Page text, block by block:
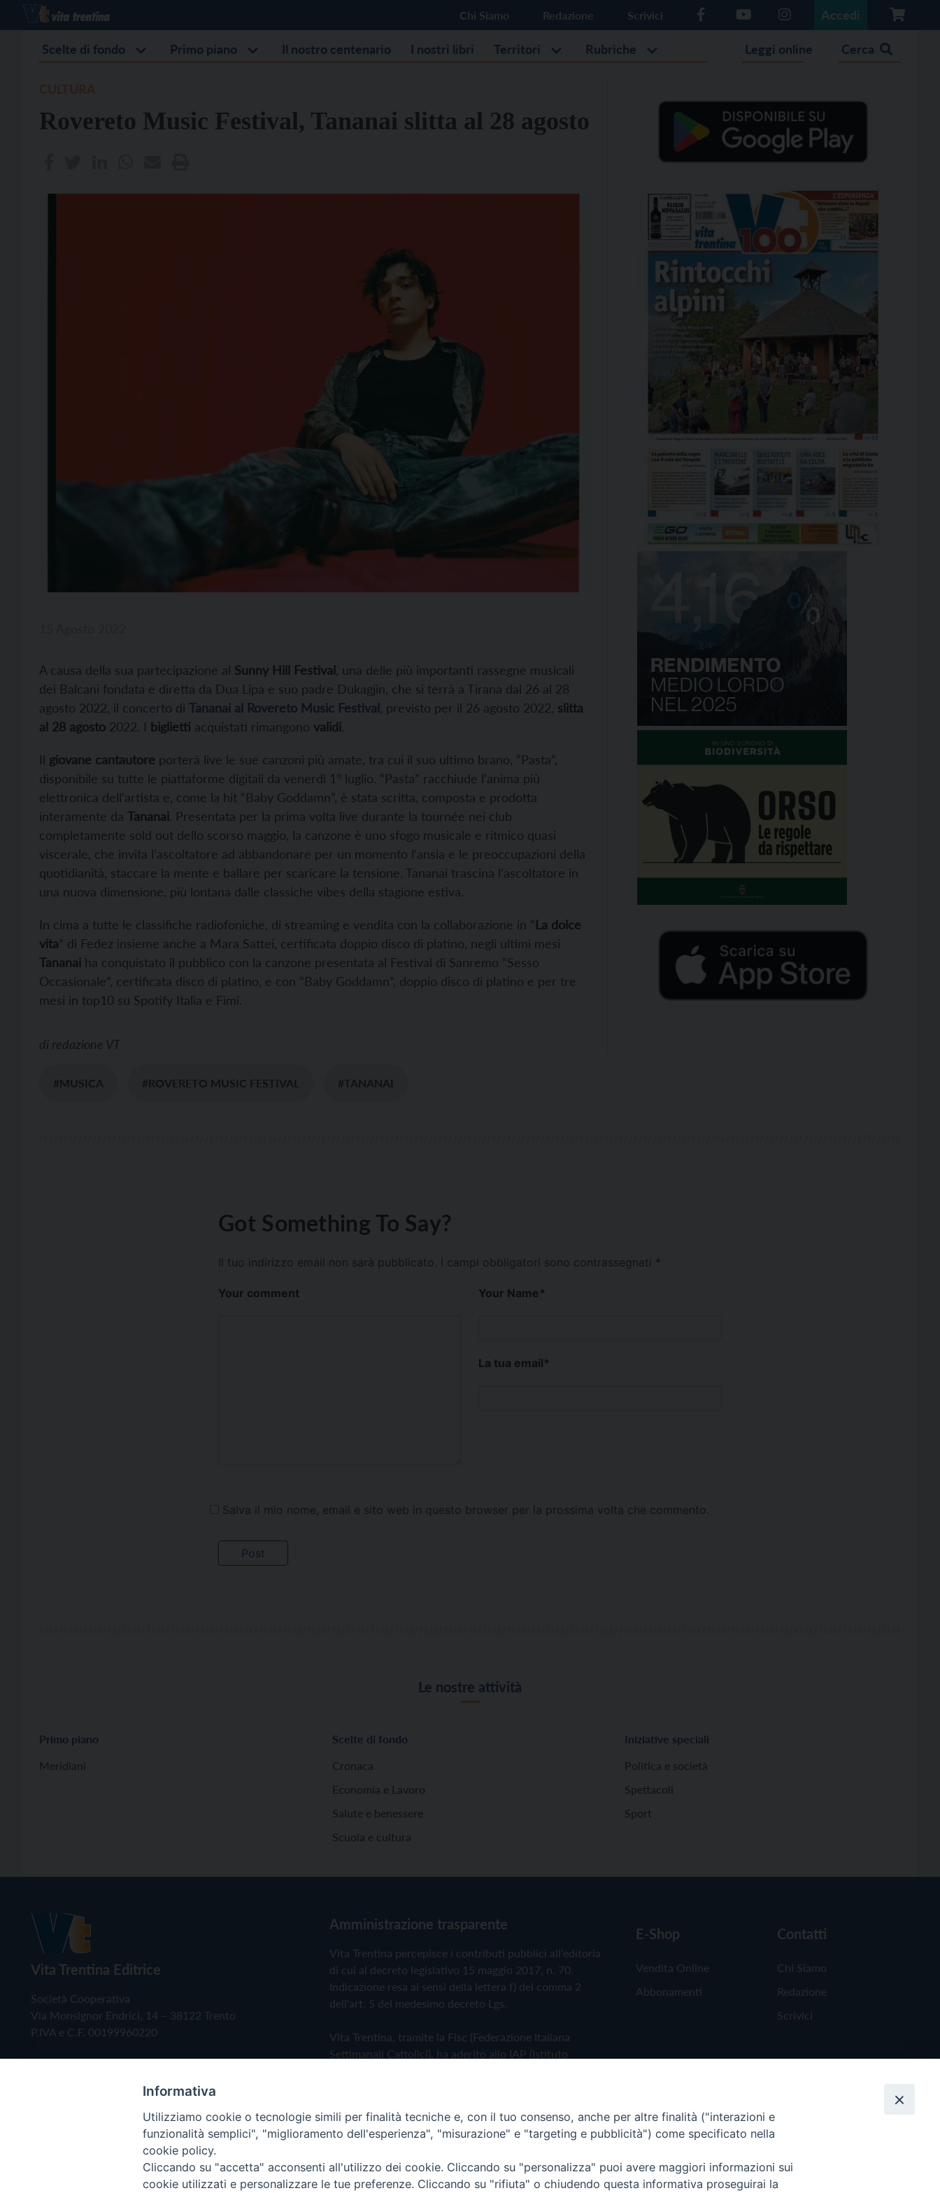
Chi Siamo Redazione Scrivici Accedi
Scelte di fondo Primo piano Il nostro centenario I nostri libri Territori Rubriche Leggi online Cerca
Rovereto Music Festival, Tananai slitta al 28 agosto
A causa della sua partecipazione al Sunny Hill Festival , una delle più importanti rassegne musicali
dei Balcani fondata e diretta da Dua Lipa e suo padre Dukagjin, che si terrà a Tirana dal 26 al 28
agosto 2022, il concerto di Tananai al Rovereto Music Festival , previsto per il 26 agosto 2022, slitta
al 28 agosto 2022. I biglietti acquistati rimangono validi.
Il giovane cantautore porterà live le sue canzoni più amate, tra cui il suo ultimo brano, “Pasta”,
disponibile su tutte le piattaforme digitali da venerdì 1° luglio. “Pasta” racchiude l’anima più
elettronica dell’artista e, come la hit “Baby Goddamn”, è stata scritta, composta e prodotta
interamente da Tananai. Presentata per la prima volta live durante la tournée nei club
completamente sold out dello scorso maggio, la canzone è uno sfogo musicale e ritmico quasi
viscerale, che invita l’ascoltatore ad abbandonare per un momento l’ansia e le preoccupazioni della
quotidianità, staccare la mente e ballare per scaricare la tensione. Tananai trascina l’ascoltatore in
una nuova dimensione, più lontana dalle classiche vibes della stagione estiva.
In cima a tutte le classifiche radiofoniche, di streaming e vendita con la collaborazione in “La dolce
vita” di Fedez insieme anche a Mara Sattei, certificata doppio disco di platino, negli ultimi mesi
Tananai ha conquistato il pubblico con la canzone presentata al Festival di Sanremo “Sesso
Occasionale”, certificata disco di platino, e con “Baby Goddamn”, doppio disco di platino e per tre
mesi in top10 su Spotify Italia e Fimi.
di redazione VT
#MUSICA #ROVERETO MUSIC FESTIVAL #TANANAI
Got Something To Say?
Il tuo indirizzo email non sarà pubblicato. I campi obbligatori sono contrassegnati *
Your comment Your Name*
La tua email*
Salva il mio nome, email e sito web in questo browser per la prossima volta che commento.
Le nostre attività
Primo piano
Meridiani
Scelte di fondo
Cronaca
Economia e Lavoro
Salute e benessere
Scuola e cultura
Iniziative speciali
Politica e società
Spettacoli
Sport
Vita Trentina Editrice
Società Cooperativa
Via Monsignor Endrici, 14 – 38122 Trento
P.IVA e C.F. 00199960220
Amministrazione trasparente
Vita Trentina percepisce i contributi pubblici all'editoria
di cui al decreto legislativo 15 maggio 2017, n. 70.
Indicazione resa ai sensi della lettera f) del comma 2
dell'art. 5 del medesimo decreto Lgs.
Vita Trentina, tramite la Fisc (Federazione Italiana
Settimanali Cattolici), ha aderito allo IAP (Istituto
Privacy Policy Cookie Policy
E-Shop
Vendita Online
Abbonamenti
Contatti
Chi Siamo
Redazione
Scrivici
Copyright © 2019 - Tutti i diritti riservati - Vita Trentina Editrice
Informativa
Utilizziamo cookie o tecnologie simili per finalità tecniche e, con il tuo consenso, anche per altre finalità ("interazioni e
funzionalità semplici", "miglioramento dell'esperienza", "misurazione" e "targeting e pubblicità") come specificato nella
cookie policy.
Cliccando su "accetta" acconsenti all'utilizzo dei cookie. Cliccando su "personalizza" puoi avere maggiori informazioni sui
cookie utilizzati e personalizzare le tue preferenze. Cliccando su "rifiuta" o chiudendo questa informativa proseguirai la